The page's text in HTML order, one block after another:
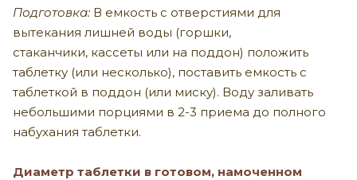
Подготовка: В емкость с отверстиями для
вытекания лишней воды (горшки,
стаканчики, кассеты или на поддон) положить
таблетку (или несколько), поставить емкость с
таблеткой в поддон (или миску). Воду заливать
небольшими порциями в 2-3 приема до полного
набухания таблетки.
Диаметр таблетки в готовом, намоченном